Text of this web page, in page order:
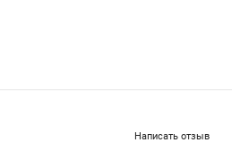
Написать отзыв